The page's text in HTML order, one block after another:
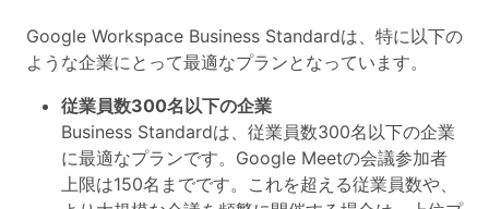
Google Workspace Business Standardは、特に以下の
ような企業にとって最適なプランとなっています。
従業員数300名以下の企業
Business Standardは、従業員数300名以下の企業
に最適なプランです。Google Meetの会議参加者
上限は150名までです。これを超える従業員数や、